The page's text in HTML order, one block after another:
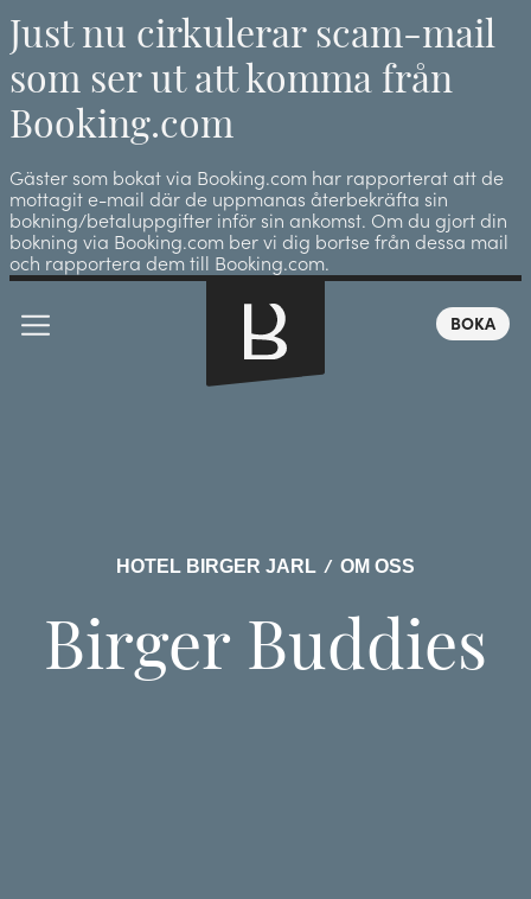
Just nu cirkulerar scam-mail
som ser ut att komma från
Booking.com
Gäster som bokat via Booking.com har rapporterat att de
mottagit e-mail där de uppmanas återbekräfta sin
bokning/betaluppgifter inför sin ankomst. Om du gjort din
bokning via Booking.com ber vi dig bortse från dessa mail
och rapportera dem till Booking.com.
BOKA
HOTEL BIRGER JARL / OM OSS
Birger Buddies